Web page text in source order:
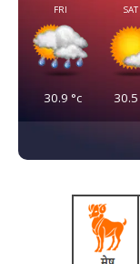
FRI
30.9 °c
SAT
30.5